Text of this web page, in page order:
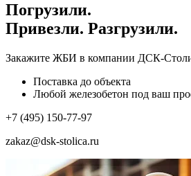
Погрузили.
Привезли. Разгрузили.
Закажите ЖБИ в компании ДСК-
Поставка до объекта
Любой железобетон под ваш
+7 (495) 150-77-97
zakaz@dsk-stolica.ru